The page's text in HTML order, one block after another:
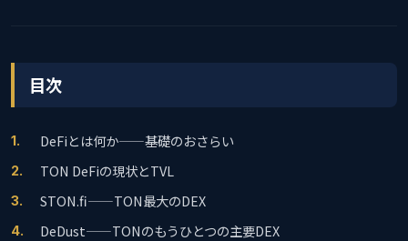
目次
DeFiとは何か——基礎のおさらい
TON DeFiの現状とTVL
STON.fi——TON最大のDEX
DeDust——TONのもうひとつの主要DEX